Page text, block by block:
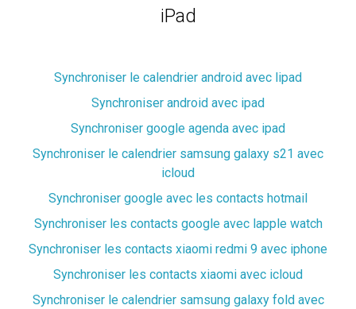
iPad
Synchroniser le calendrier android avec lipad
Synchroniser android avec ipad
Synchroniser google agenda avec ipad
Synchroniser le calendrier samsung galaxy s21 avec
icloud
Synchroniser google avec les contacts hotmail
Synchroniser les contacts google avec lapple watch
Synchroniser les contacts xiaomi redmi 9 avec iphone
Synchroniser les contacts xiaomi avec icloud
Synchroniser le calendrier samsung galaxy fold avec